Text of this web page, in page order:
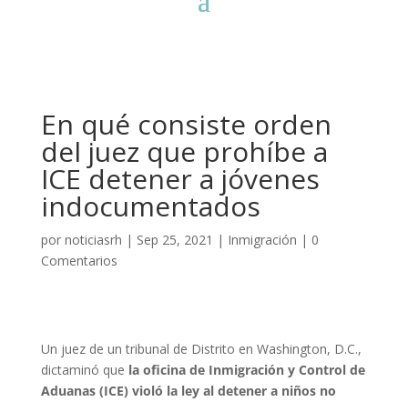
En qué consiste orden
del juez que prohíbe a
ICE detener a jóvenes
indocumentados
por noticiasrh | Sep 25, 2021 | Inmigración | 0
Comentarios
Un juez de un tribunal de Distrito en Washington, D.C.,
dictaminó que la oficina de Inmigración y Control de
Aduanas (ICE) violó la ley al detener a niños no